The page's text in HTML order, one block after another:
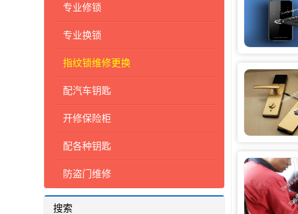
专业修锁
专业换锁
指纹锁维修更换
配汽车钥匙
开修保险柜
配各种钥匙
防盗门维修
搜索